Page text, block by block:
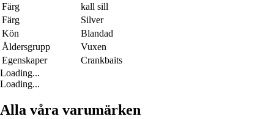
Färg
kall sill
Färg
Silver
Kön
Blandad
Åldersgrupp
Vuxen
Egenskaper
Crankbaits
Loading...
Loading...
Alla våra varumärken